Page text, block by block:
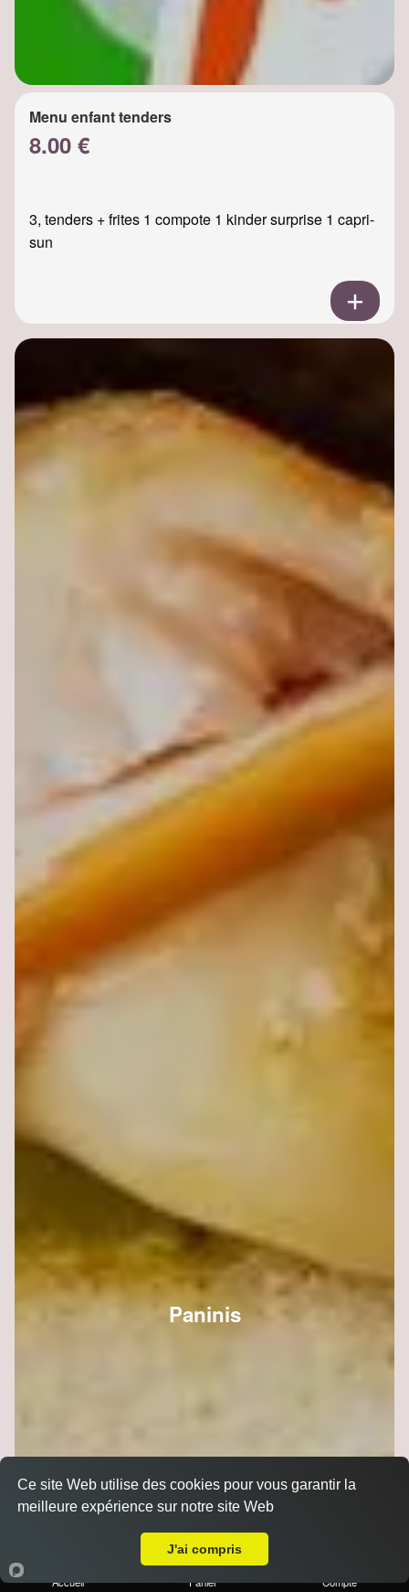
Menu enfant tenders
8.00 €
3, tenders + frites 1 compote 1 kinder surprise 1 capri-
sun
Paninis
Accueil Panier Compte
Ce site Web utilise des cookies pour vous garantir la
meilleure expérience sur notre site Web
J'ai compris